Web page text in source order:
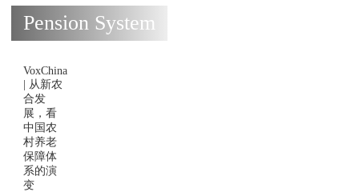
Pension System
VoxChina
| 从新农
合发
展，看
中国农
村养老
保障体
系的演
变